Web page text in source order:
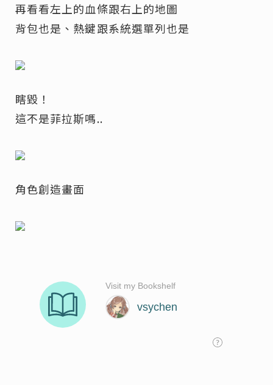
再看看左上的血條跟右上的地圖
背包也是、熱鍵跟系統選單列也是
瞎毀！
這不是菲拉斯嗎..
角色創造畫面